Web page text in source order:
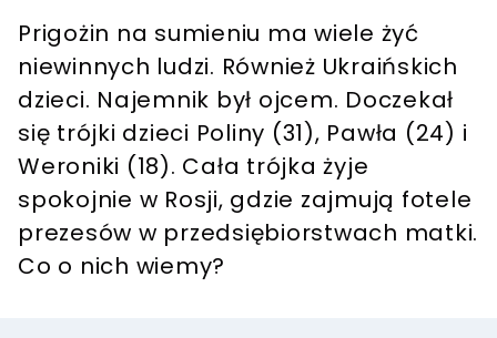
Prigożin na sumieniu ma wiele żyć
niewinnych ludzi. Również Ukraińskich
dzieci. Najemnik był ojcem. Doczekał
się trójki dzieci Poliny (31), Pawła (24) i
Weroniki (18). Cała trójka żyje
spokojnie w Rosji, gdzie zajmują fotele
prezesów w przedsiębiorstwach matki.
Co o nich wiemy?